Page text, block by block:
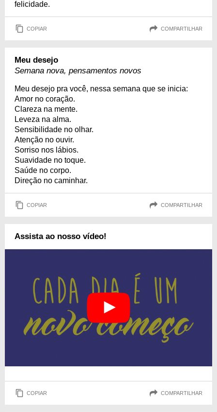
felicidade.
COPIAR COMPARTILHAR
Meu desejo
Semana nova, pensamentos novos
Meu desejo pra você, nessa semana que se inicia:
Amor no coração.
Clareza na mente.
Leveza na alma.
Sensibilidade no olhar.
Atenção no ouvir.
Sorriso nos lábios.
Suavidade no toque.
Saúde no corpo.
Direção no caminhar.
COPIAR COMPARTILHAR
Assista ao nosso vídeo!
COPIAR COMPARTILHAR